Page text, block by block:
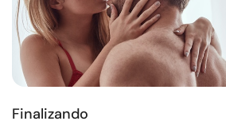
Finalizando